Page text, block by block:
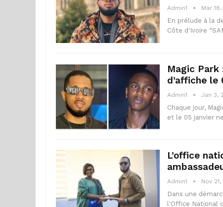
Admin1 Mar
En prélude à la
Côte d'Ivoire
Magic Park
d’affiche le
Admin1 Jan 3,
Chaque jour,
et le 05 janvier
L’office
Admin1 Nov
Dans une
l'Office National